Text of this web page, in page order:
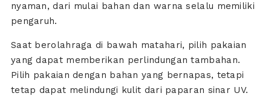
nyaman, dari mulai bahan dan warna selalu memiliki
pengaruh.
Saat berolahraga di bawah matahari, pilih pakaian
yang dapat memberikan perlindungan tambahan.
Pilih pakaian dengan bahan yang bernapas, tetapi
tetap dapat melindungi kulit dari paparan sinar UV.